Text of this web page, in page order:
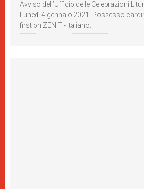
Avviso dell’Ufficio delle Celebrazioni
Lunedì 4 gennaio 2021: Possesso
first on ZENIT - Italiano.